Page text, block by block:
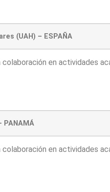
(UAH) – ESPAÑA
en actividades
PANAMÁ
en actividades